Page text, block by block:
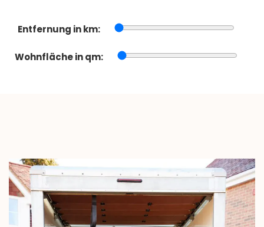
Entfernung in km:
Wohnfläche in qm: